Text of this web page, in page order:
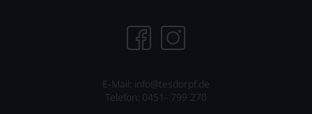
E-Mail: info@tesdorpf.de
Telefon: 0451- 799 270